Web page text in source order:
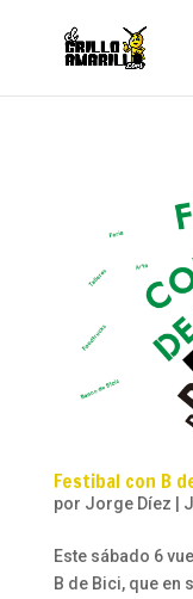
Festibal con B
por Jorge Díez
Este sábado 6
B de Bici, que en